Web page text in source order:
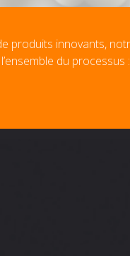
produits innovants,
du